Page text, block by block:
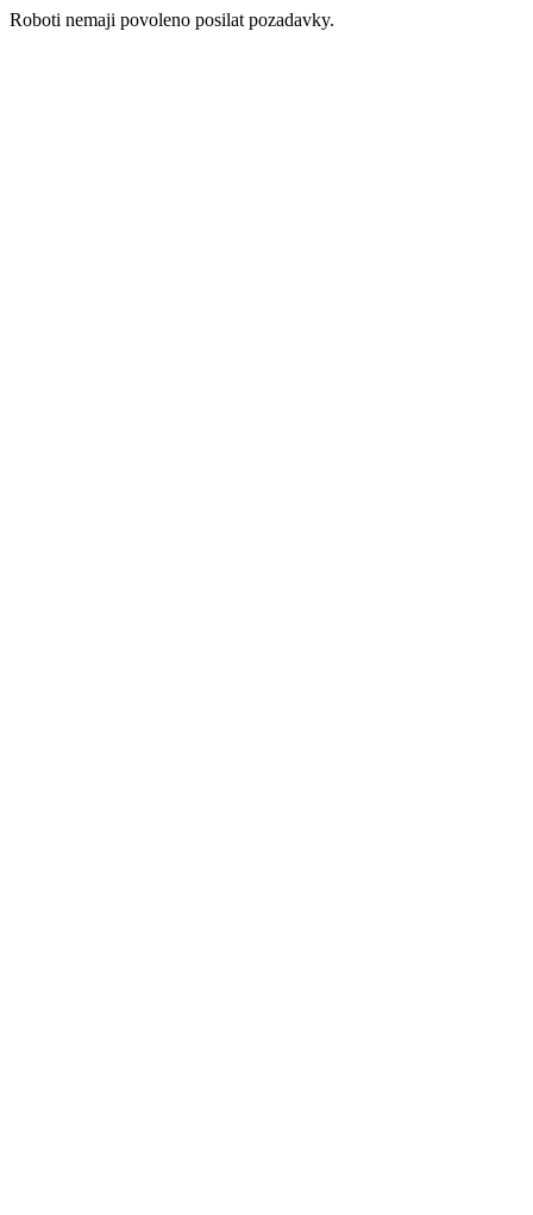
Roboti nemaji povoleno posilat pozadavky.